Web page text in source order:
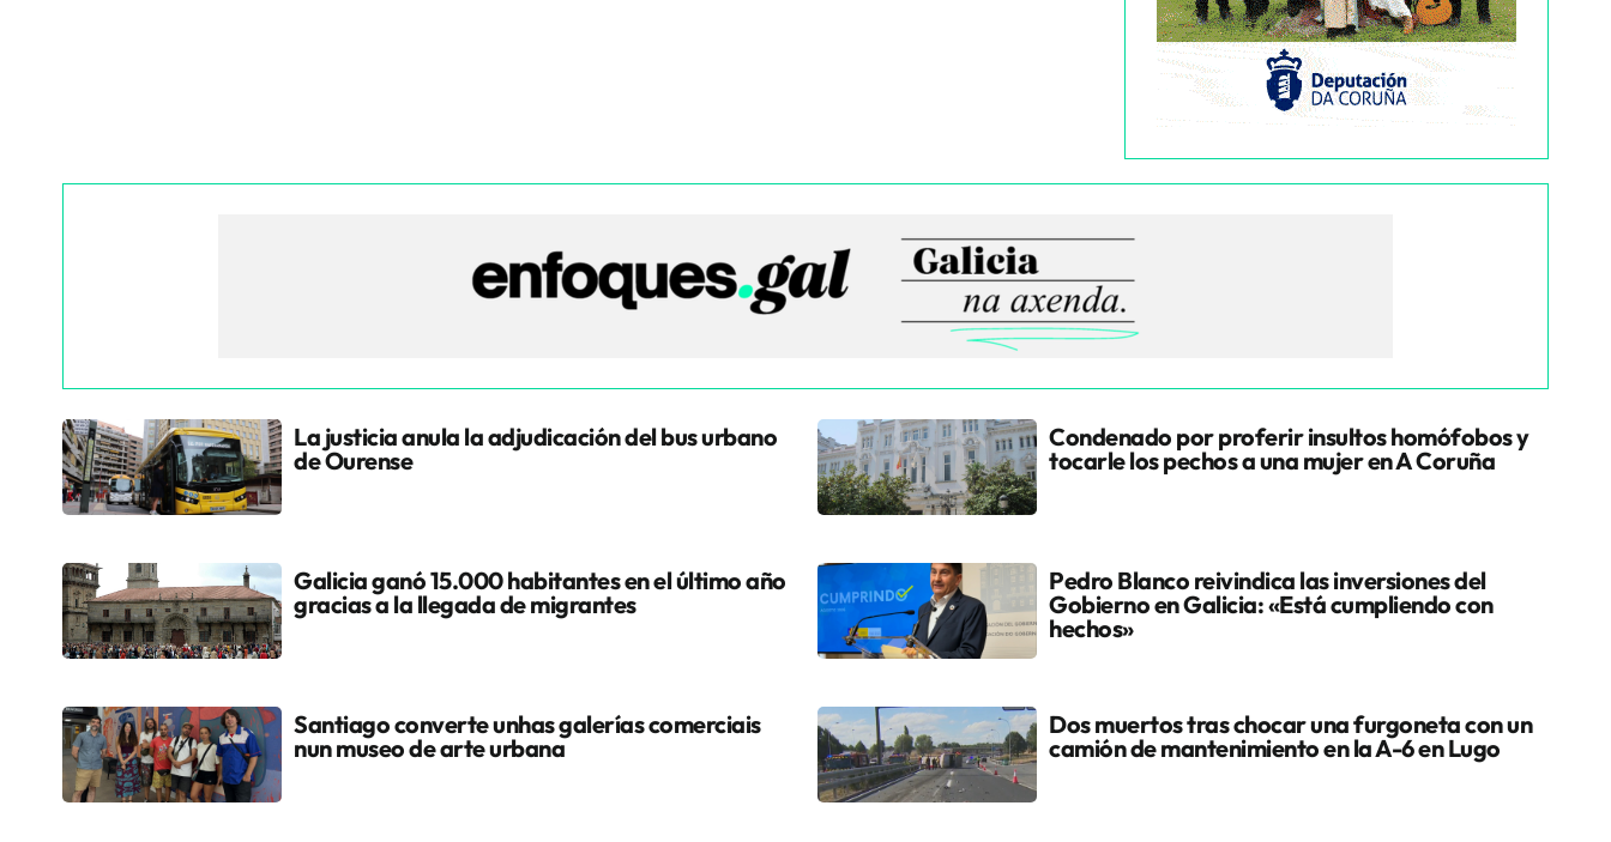
La justicia anula la adjudicación del bus urbano
de Ourense
Condenado por proferir insultos homófobos y
tocarle los pechos a una mujer en A Coruña
Galicia ganó 15.000 habitantes en el último año
gracias a la llegada de migrantes
Pedro Blanco reivindica las inversiones del
Gobierno en Galicia: «Está cumpliendo con
hechos»
Santiago converte unhas galerías comerciais
nun museo de arte urbana
Dos muertos tras chocar una furgoneta con un
camión de mantenimiento en la A-6 en Lugo